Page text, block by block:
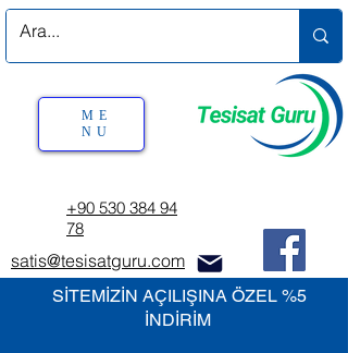
SİTEMİZİN AÇILIŞINA ÖZEL %5
İNDİRİM
+90 530 384 94
78
satis@tesisatguru.com
ME
NU